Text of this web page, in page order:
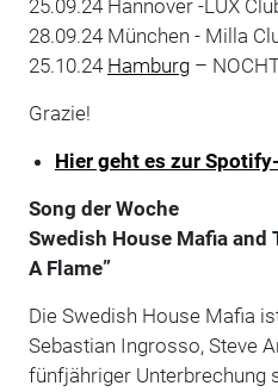
25.09.24 Hannover -LUX
28.09.24 München - Milla
25.10.24 Hamburg–
Grazie!
Hier geht es zur
Song der Woche
Swedish House Mafia and
A Flame”
Die Swedish House Mafia
Sebastian Ingrosso, Steve
fünfjähriger Unterbrechung